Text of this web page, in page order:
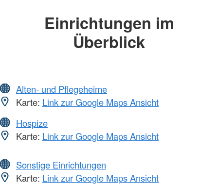
Einrichtungen im
Überblick
Alten- und Pflegeheime
Karte: Link zur Google Maps Ansicht
Hospize
Karte: Link zur Google Maps Ansicht
Sonstige Einrichtungen
Karte: Link zur Google Maps Ansicht